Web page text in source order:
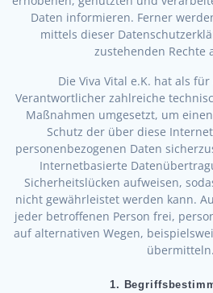
Daten informieren. Ferner
mittels dieser
zustehenden Rechte
Die Viva Vital e.K. hat als
Verantwortlicher zahlreiche
Maßnahmen umgesetzt, um
Schutz der über diese
personenbezogenen Daten
Internetbasierte
Sicherheitslücken aufweisen,
nicht gewährleistet werden kann.
jeder betroffenen Person frei,
auf alternativen Wegen,
übermitteln.
1.